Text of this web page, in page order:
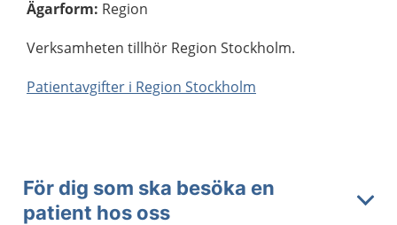
Ägarform: Region
Verksamheten tillhör Region Stockholm.
Patientavgifter i Region Stockholm
För dig som ska besöka en
patient hos oss